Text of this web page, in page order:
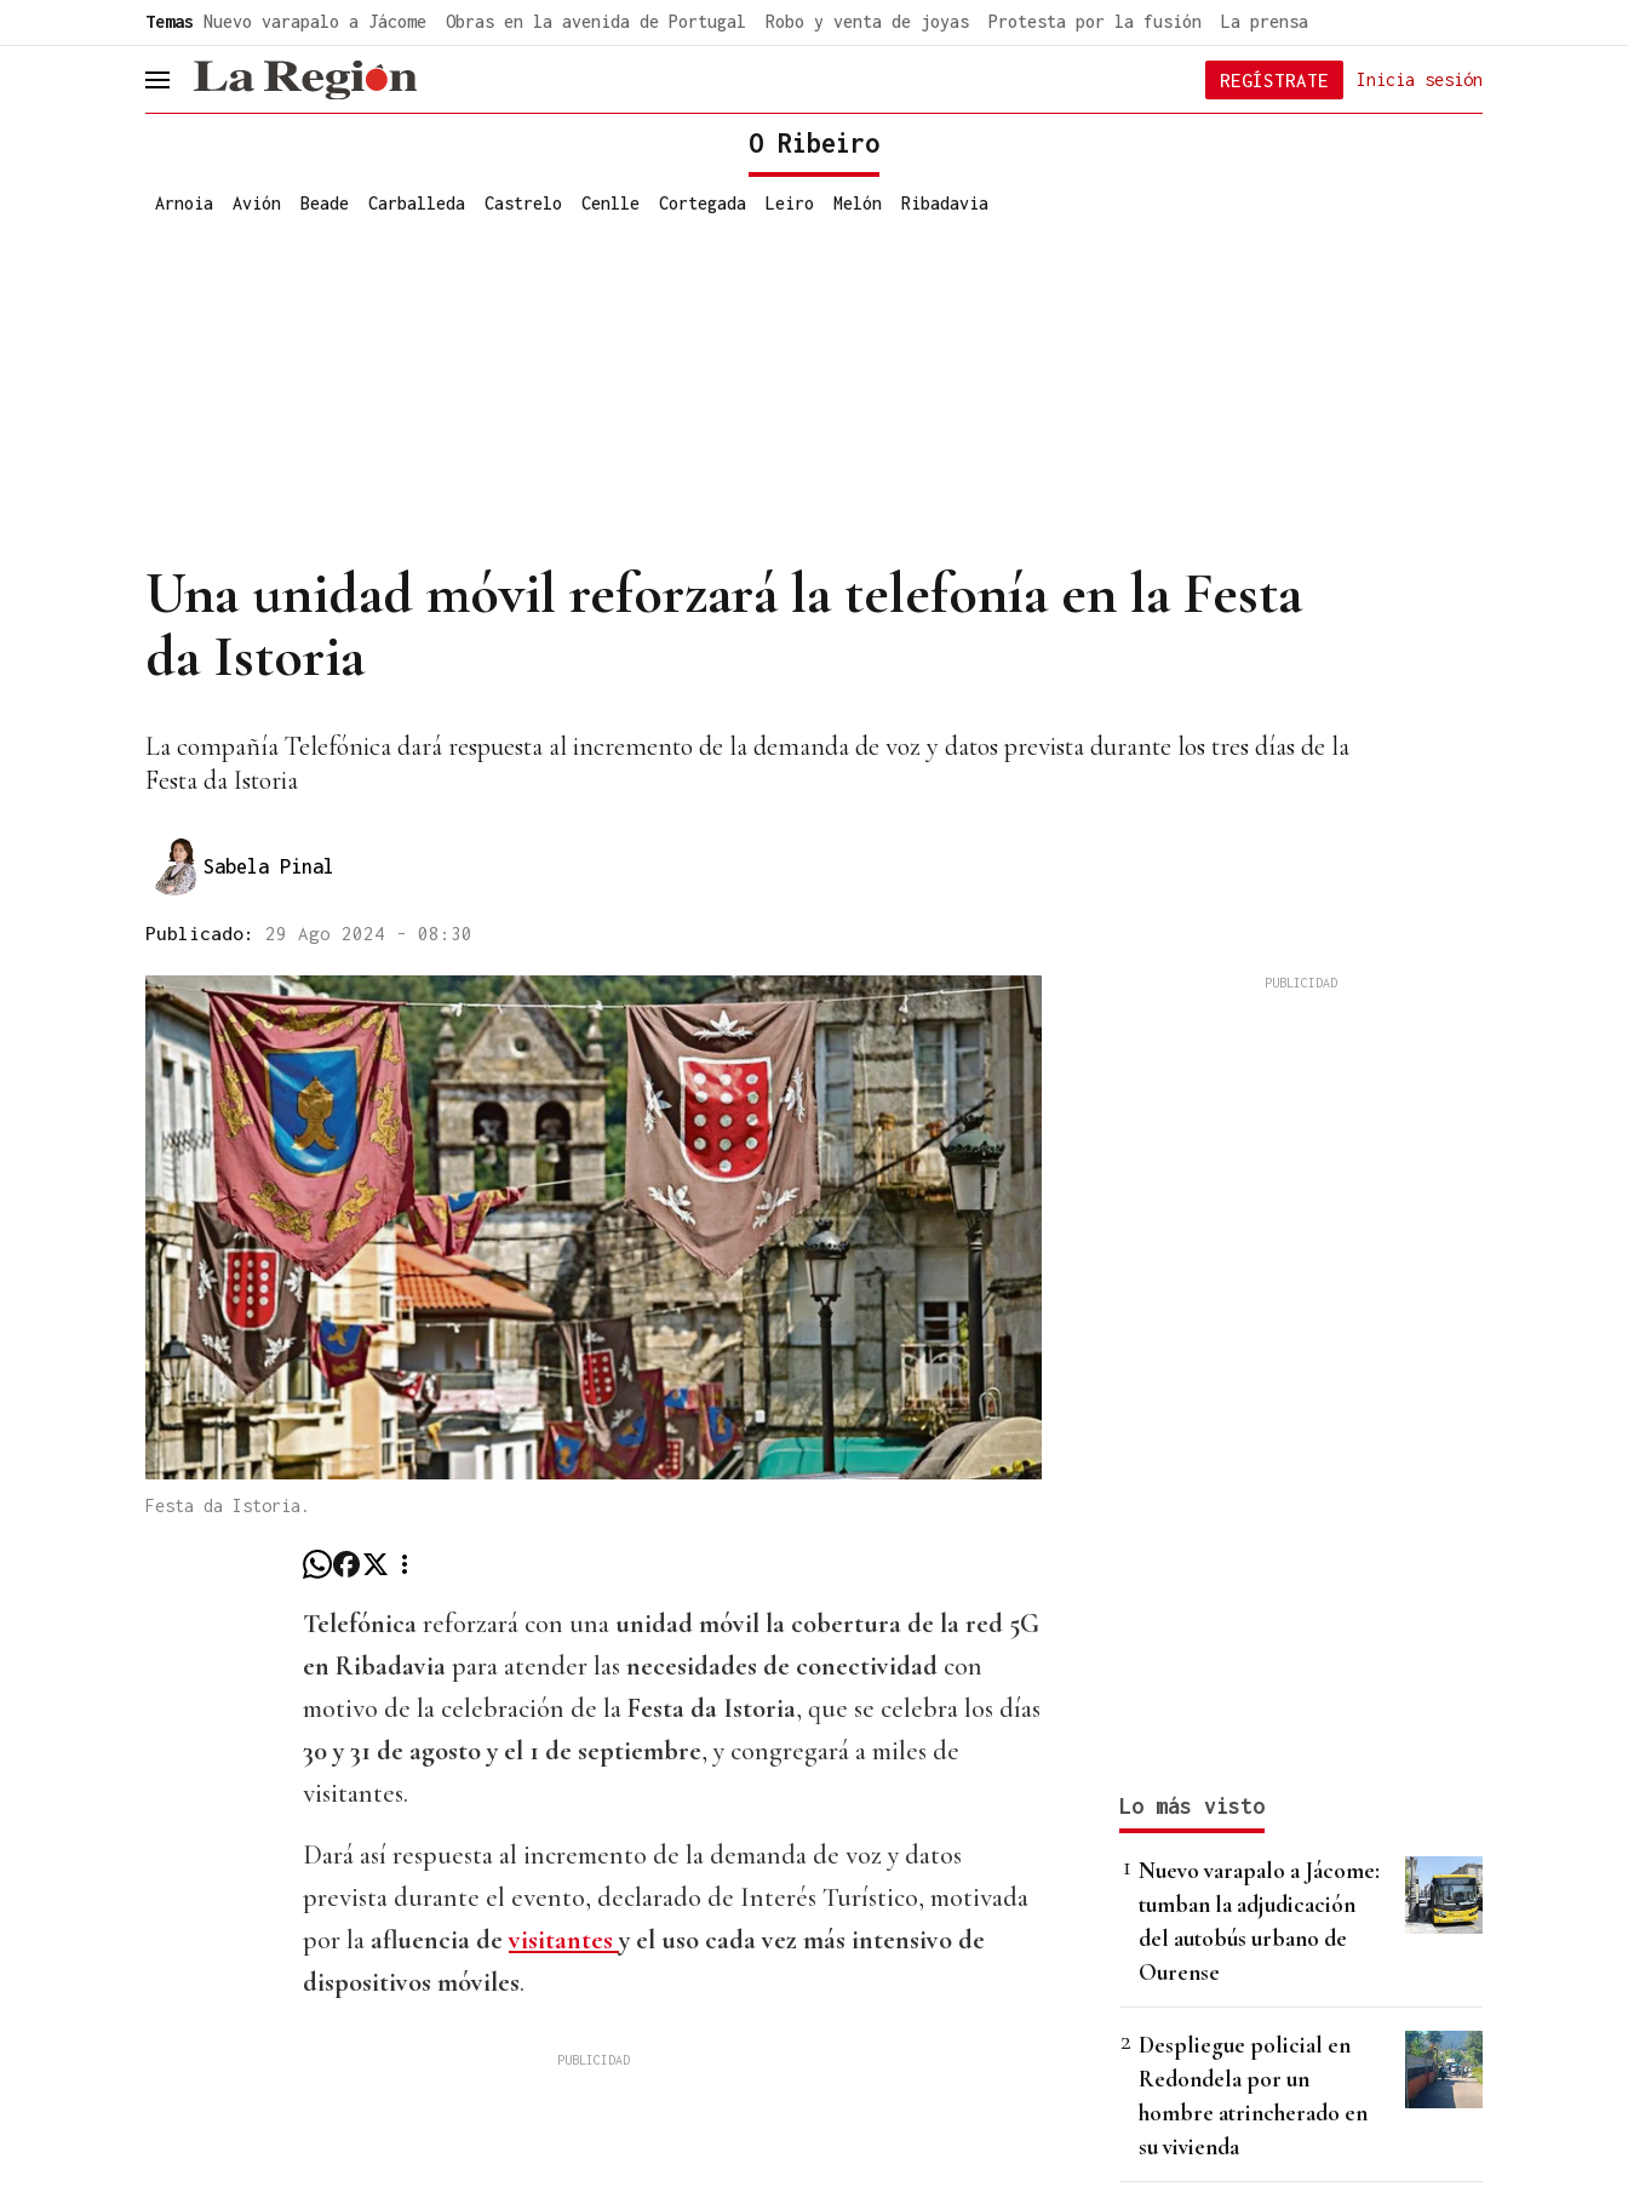
Temas Nuevo varapalo a Jácome Obras en la avenida de Portugal Robo y venta de joyas Protesta por la fusión La prensa
header.menu.open Inicia sesión
REGÍSTRATE
O Ribeiro
Arnoia Avión Beade Carballeda Castrelo Cenlle Cortegada Leiro Melón Ribadavia
Una unidad móvil reforzará la telefonía en la Festa
da Istoria
La compañía Telefónica dará respuesta al incremento de la demanda de voz y datos prevista durante los tres días de la
Festa da Istoria
Sabela Pinal
Publicado: 29 Ago 2024 - 08:30
Festa da Istoria.
Telefónicareforzará con unaunidad móvil la cobertura de la red 5G
en Ribadaviapara atender las necesidades de conectividad con
motivo de la celebración de laFesta da Istoria, que se celebra los días
30 y 31 de agosto y el 1 de septiembre, y congregará a miles de
visitantes.
Dará así respuesta al incremento de la demanda de voz y datos
prevista durante el evento, declarado de Interés Turístico, motivada
por la afluencia devisitantesy el uso cada vez más intensivo de
dispositivos móviles.
Lo más visto
Nuevo varapalo a Jácome:
tumban la adjudicación
del autobús urbano de
Ourense
Despliegue policial en
Redondela por un
hombre atrincherado en
su vivienda